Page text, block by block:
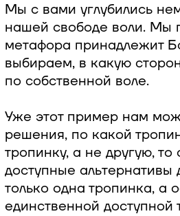
Мы с вами углубились
нашей свободе воли. Мы
метафора принадлежит
выбираем, в какую
по собственной воле.
Уже этот пример нам
решения, по какой
тропинку, а не другую,
доступные альтернативы
только одна тропинка, а
единственной